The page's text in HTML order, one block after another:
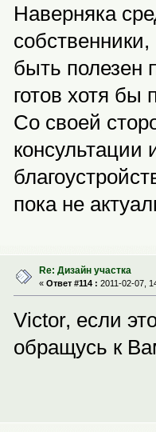
Наверняка
быть полезен
готов хотя бы
Со своей
пока не
Re: Дизайн участка
« Ответ #114 : 2011-02-07,
Victor, если
обращусь к